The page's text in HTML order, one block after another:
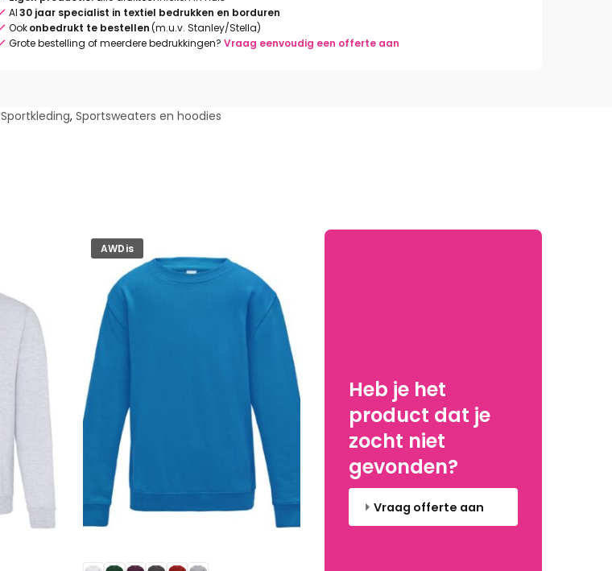
Al30 jaar specialist in textiel bedrukken en borduren
Ookonbedrukt te bestellen(m.u.v. Stanley/Stella)
Grote bestelling of meerdere bedrukkingen? Vraag eenvoudig een offerte aan
Sportkleding, Sportsweaters en hoodies
AWDis
Heb je het
product dat je
zocht niet
gevonden?
Vraag offerte aan